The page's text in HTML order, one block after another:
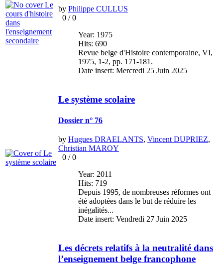
by Philippe CULLUS
0 /0
Year: 1975
Hits: 690
Revue belge d'Histoire contemporaine, VI,
1975, 1-2, pp. 171-181.
Date insert: Mercredi 25 Juin 2025
Le système scolaire
Dossier n° 76
by Hugues DRAELANTS, Vincent DUPRIEZ,
Christian MAROY
0 /0
Year: 2011
Hits: 719
Depuis 1995, de nombreuses réformes ont
été adoptées dans le but de réduire les
inégalités...
Date insert: Vendredi 27 Juin 2025
Les décrets relatifs à la neutralité dans
l’enseignement belge francophone